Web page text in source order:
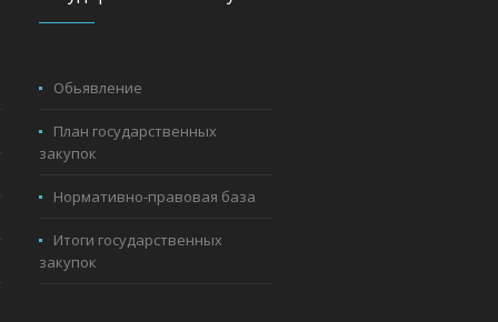
Обьявление
План государственных
закупок
Нормативно-правовая база
Итоги государственных
закупок